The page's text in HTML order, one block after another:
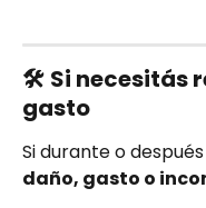
🛠️ Si necesitás
gasto
Si durante o
daño, gasto o